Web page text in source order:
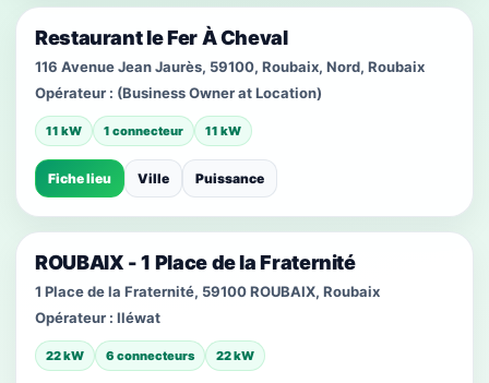
Restaurant le Fer À Cheval
116 Avenue Jean Jaurès, 59100, Roubaix, Nord, Roubaix
Opérateur : (Business Owner at Location)
11 kW 1 connecteur 11 kW
Fiche lieu Ville Puissance
ROUBAIX - 1 Place de la Fraternité
1 Place de la Fraternité, 59100 ROUBAIX, Roubaix
Opérateur : Iléwat
22 kW 6 connecteurs 22 kW